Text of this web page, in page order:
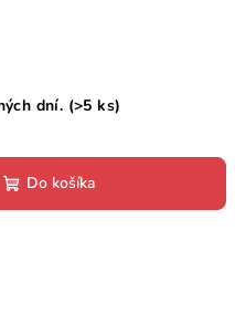
dní. (>5 ks)
Do košíka